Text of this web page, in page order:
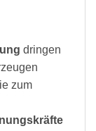
dringen
zum